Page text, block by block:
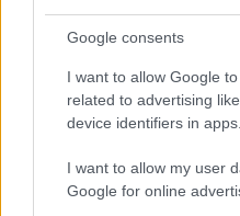
Google consents
I want to allow Google
related to advertising
device identifiers in apps.
I want to allow my user
Google for online
ÖRÖMHÍR: TÍZ ÉVE
INFLÁCIÓ